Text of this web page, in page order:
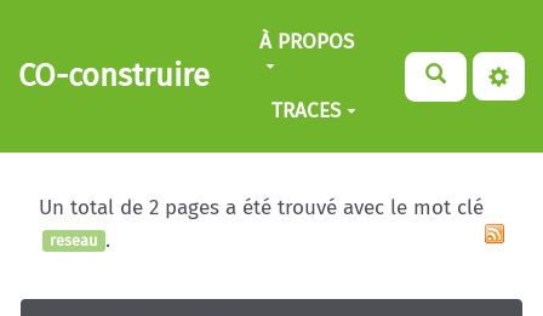
Aller au contenu principal
CO-construire
À PROPOS
TRACES
Un total de 2 pages a été trouvé avec le mot clé
reseau .